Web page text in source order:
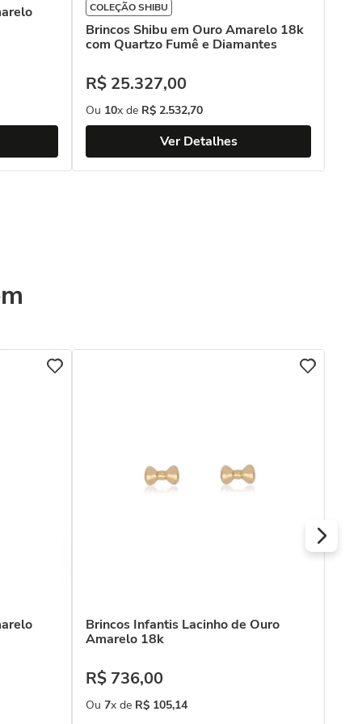
COLEÇÃO SHIBU
Brincos Shibu em Ouro Amarelo 18k
com Quartzo Fumê e Diamantes
R$ 25.327,00
Ou 10x de R$ 2.532,70
Ver Detalhes
Brincos Infantis Lacinho de Ouro
Amarelo 18k
R$ 736,00
Ou 7x de R$ 105,14